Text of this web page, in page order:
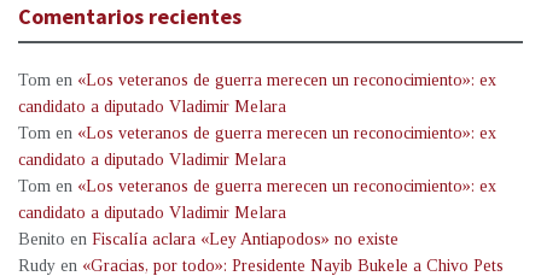
Comentarios recientes
Tom en «Los veteranos de guerra merecen un reconocimiento»: ex
candidato a diputado Vladimir Melara
Tom en «Los veteranos de guerra merecen un reconocimiento»: ex
candidato a diputado Vladimir Melara
Tom en «Los veteranos de guerra merecen un reconocimiento»: ex
candidato a diputado Vladimir Melara
Benito en Fiscalía aclara «Ley Antiapodos» no existe
Rudy en «Gracias, por todo»: Presidente Nayib Bukele a Chivo Pets